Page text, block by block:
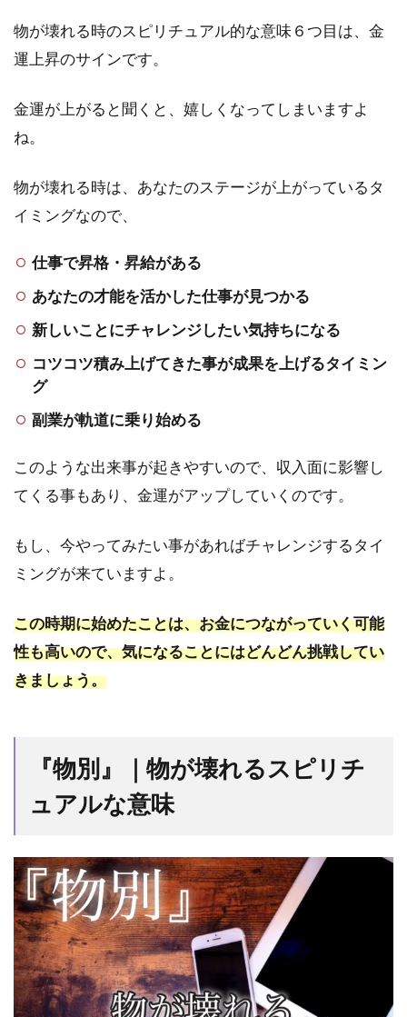
ま
め
物が壊れる時のスピリチュアル的な意味６つ目は、金
運上昇のサインです。
金運が上がると聞くと、嬉しくなってしまいますよ
ね。
物が壊れる時は、あなたのステージが上がっているタ
イミングなので、
仕事で昇格・昇給がある
あなたの才能を活かした仕事が見つかる
新しいことにチャレンジしたい気持ちになる
コツコツ積み上げてきた事が成果を上げるタイミン
グ
副業が軌道に乗り始める
このような出来事が起きやすいので、収入面に影響し
てくる事もあり、金運がアップしていくのです。
もし、今やってみたい事があればチャレンジするタイ
ミングが来ていますよ。
この時期に始めたことは、お金につながっていく可能
性も高いので、気になることにはどんどん挑戦してい
きましょう。
『物別』｜物が壊れるスピリチ
ュアルな意味